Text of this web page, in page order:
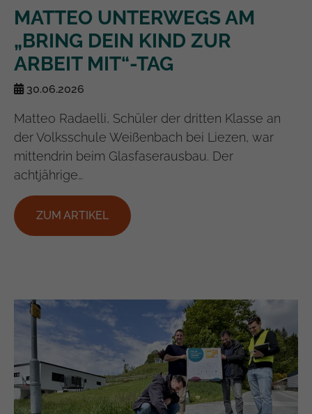
MATTEO UNTERWEGS AM
„BRING DEIN KIND ZUR
ARBEIT MIT“-TAG
30.06.2026
Matteo Radaelli, Schüler der dritten Klasse an
der Volksschule Weißenbach bei Liezen, war
mittendrin beim Glasfaserausbau. Der
achtjährige…
ZUM ARTIKEL